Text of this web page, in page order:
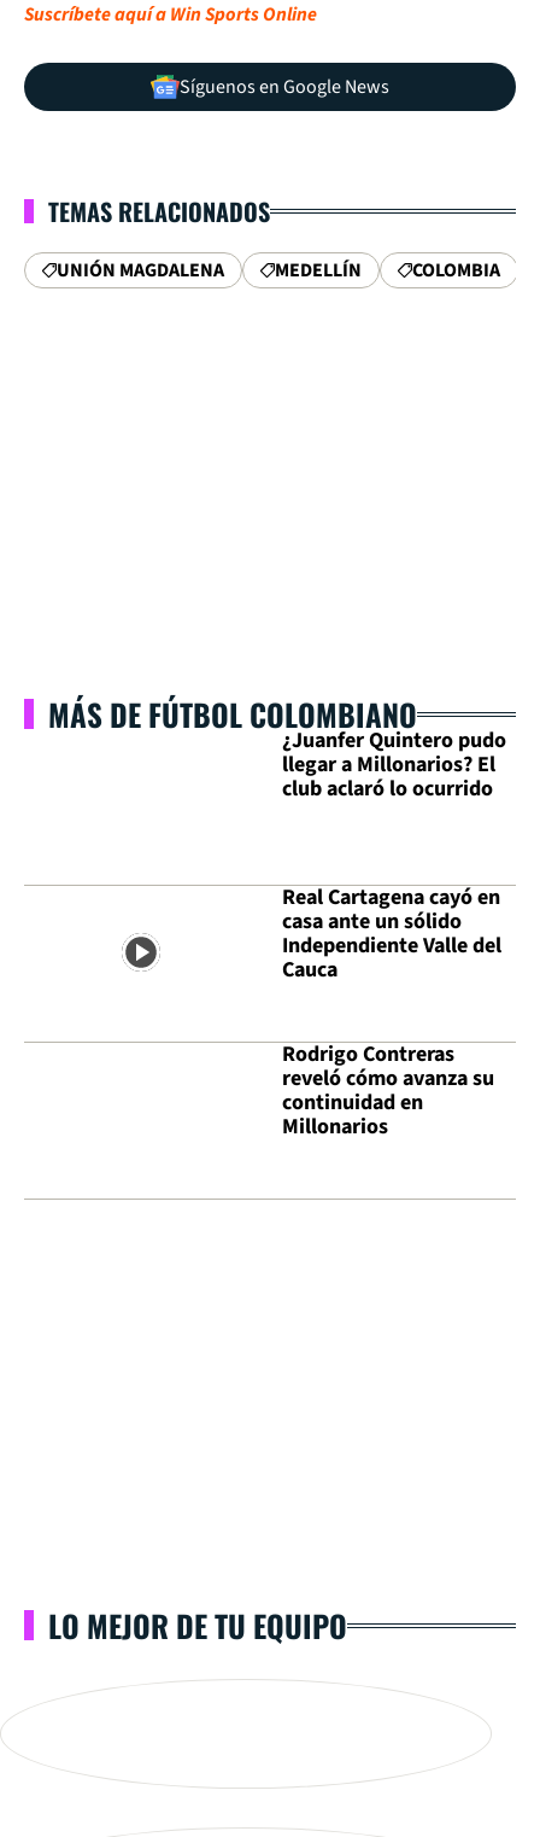
Suscríbete aquí a Win Sports Online
Síguenos en Google News
TEMAS RELACIONADOS
UNIÓN MAGDALENA MEDELLÍN COLOMBIA
MÁS DE FÚTBOL COLOMBIANO
¿Juanfer Quintero pudo
llegar a Millonarios? El
club aclaró lo ocurrido
Real Cartagena cayó en
casa ante un sólido
Independiente Valle del
Cauca
Rodrigo Contreras
reveló cómo avanza su
continuidad en
Millonarios
LO MEJOR DE TU EQUIPO